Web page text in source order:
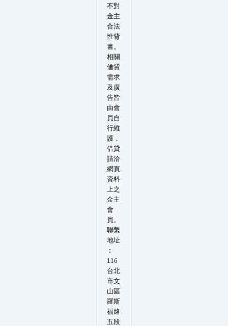
不對
金主
合法
性背
書。
相關
借貸
需求
及廣
告皆
由會
員自
行維
護，
借貸
請洽
網頁
資料
上之
金主
會
員。
聯繫
地址
︰
116
台北
市文
山區
羅斯
福路
五段